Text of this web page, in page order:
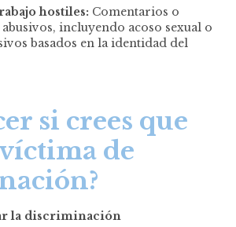
hostiles: Comentarios o
incluyendo acoso sexual o
basados en la identidad del
si crees que
de
la discriminación